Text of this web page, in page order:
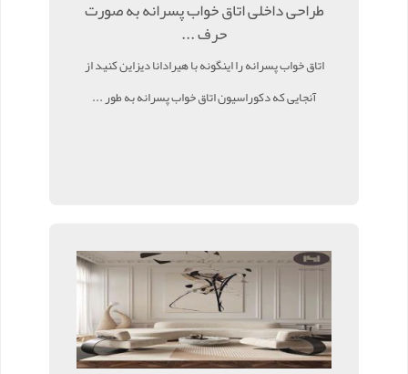
طراحی داخلی اتاق خواب پسرانه به صورت
حرف ...
اتاق خواب پسرانه را اینگونه با هیرادانا دیزاین کنید از
آنجایی که دکوراسیون اتاق خواب پسرانه به طور ...